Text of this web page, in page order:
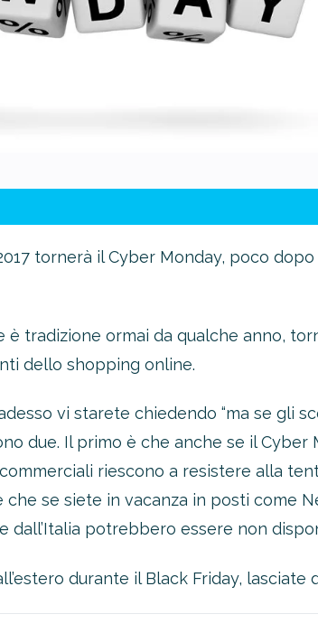
tornerà il Cyber Monday, poco
è tradizione ormai da qualche anno,
dello shopping online.
vi starete chiedendo “ma se gli
due. Il primo è che anche se il
riescono a resistere alla
che se siete in vacanza in posti come
dall’Italia potrebbero essere non
durante il Black Friday,